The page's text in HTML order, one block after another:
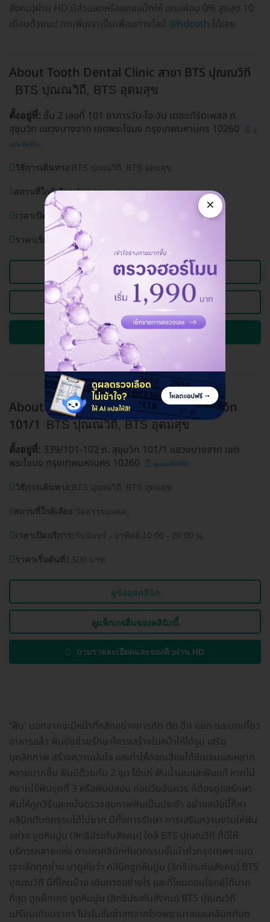
สังคม)ผ่าน HD มีส่วนลดหรือแคชแบ็กให้ แถมผ่อน 0% สูงสุด 10
เดือนด้วยนะ! กดเพิ่มเราเป็นเพื่อนทางไลน์ @hdcoth ได้เลย
About Tooth Dental Clinic สาขา BTS ปุณณวิถี
BTS ปุณณวิถี, BTS อุดมสุข
ตั้งอยู่ที่: ชั้น 2 เลขที่ 101 อาคารวัน-โอ-วัน เดอะเทิร์ดเพลส ถ.
สุขุมวิท แขวงบางจาก เขตพระโขนง กรุงเทพมหานคร 10260
ดู
แผนที่คลินิก
วิธีการเดินทาง: BTS ปุณณวิถี, BTS อุดมสุข
สถานที่ใกล้เคียง:วัดธรรมมงคล
เวลาเปิดบริการ: วันจันทร์-อาทิตย์ 10.00 - 20.00 น.
ราคาเริ่มต้นที่ 1,500 บาท
ดูข้อมูลคลินิก
ดูแพ็กเกจอื่นของคลินิกนี้
ถามรายละเอียดและจองคิวผ่าน HD
About Tooth Dental Clinic สาขาซอยสุขุมวิท
101/1
BTS ปุณณวิถี, BTS อุดมสุข
ตั้งอยู่ที่: 339/101-102 ถ. สุขุมวิท 101/1 แขวงบางจาก เขต
พระโขนง กรุงเทพมหานคร 10260
ดูแผนที่คลินิก
วิธีการเดินทาง: BTS ปุณณวิถี, BTS อุดมสุข
สถานที่ใกล้เคียง: วัดธรรมมงคล,
เวลาเปิดบริการ: วันจันทร์ - อาทิตย์ 10.00 - 20.00 น.
ราคาเริ่มต้นที่ 1,500 บาท
ดูข้อมูลคลินิก
ดูแพ็กเกจอื่นของคลินิกนี้
ถามรายละเอียดและจองคิวผ่าน HD
'ฟัน' นอกจากจะมีหน้าที่หลักอย่างการกัด ตัด ฉีก แยก และบดเคี้ยว
อาหารแล้ว ฟันยังช่วยรักษาโครงสร้างใบหน้าให้ได้รูป เสริม
บุคลิกภาพ สร้างความมั่นใจ และทำให้ออกเสียงได้ชัดเจนและหลาก
หลายมากขึ้น ฟันมีด้วยกัน 2 ชุด ได้แก่ ฟันน้ำนมและฟันแท้ หากไม่
อยากใช้ฟันชุดที่ 3 หรือฟันปลอม ก่อนวัยอันควร ก็ต้องดูแลรักษา
ฟันให้ถูกวิธีและหมั่นตรวจสุขภาพฟันเป็นประจำ อย่างสมัยนี้ก็หา
คลินิกทันตกรรมได้ไม่ยาก มีทั้งการรักษา การเสริมความงามให้ฟัน
อย่าง ขูดหินปูน (สิทธิประกันสังคม) ใกล้ BTS ปุณณวิถี ก็มีให้
บริการหลายแห่ง ตามหาคลินิกทันตกรรมชั้นนำทั่วกรุงเทพฯ แบบ
เจาะลึกทุกย่าน มาดูกันว่า คลินิกขูดหินปูน (สิทธิประกันสังคม) BTS
ปุณณวิถี มีที่ไหนบ้าง เดินทางอย่างไร และที่ไหนตอบโจทย์ได้มาก
ที่สุด ดูแพ็กเกจ ขูดหินปูน (สิทธิประกันสังคม) BTS ปุณณวิถี
เปรียบเทียบราคา โปรโมชั่นล่าสุดจากโรงพยาบาลและคลินิกทันต
×